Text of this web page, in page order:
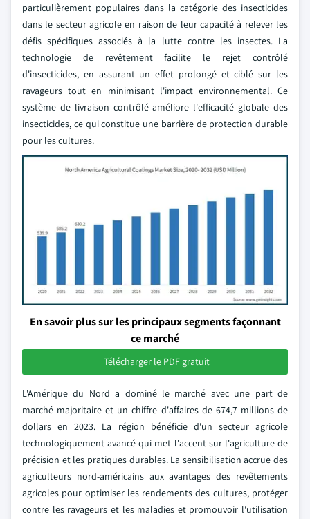
particulièrement populaires dans la catégorie des insecticides
dans le secteur agricole en raison de leur capacité à relever les
défis spécifiques associés à la lutte contre les insectes. La
technologie de revêtement facilite le rejet contrôlé
d'insecticides, en assurant un effet prolongé et ciblé sur les
ravageurs tout en minimisant l'impact environnemental. Ce
système de livraison contrôlé améliore l'efficacité globale des
insecticides, ce qui constitue une barrière de protection durable
pour les cultures.
En savoir plus sur les principaux segments façonnant
ce marché
Télécharger le PDF gratuit
L'Amérique du Nord a dominé le marché avec une part de
marché majoritaire et un chiffre d'affaires de 674,7 millions de
dollars en 2023. La région bénéficie d'un secteur agricole
technologiquement avancé qui met l'accent sur l'agriculture de
précision et les pratiques durables. La sensibilisation accrue des
agriculteurs nord-américains aux avantages des revêtements
agricoles pour optimiser les rendements des cultures, protéger
contre les ravageurs et les maladies et promouvoir l'utilisation